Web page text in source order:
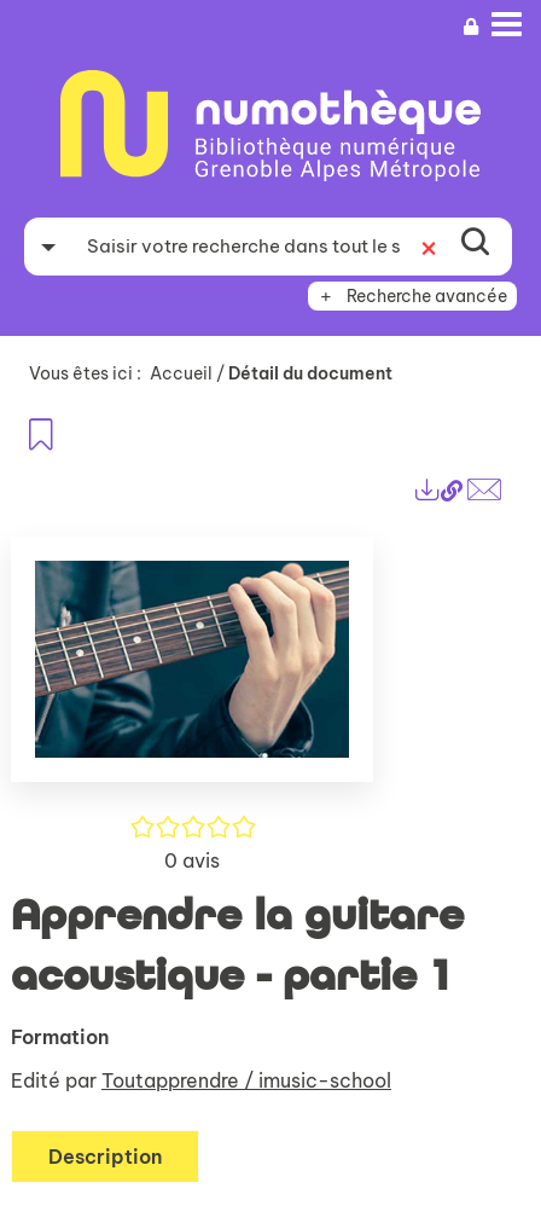
recherche
Recherche avancée
Vous êtes ici : Accueil / Détail du document
Lien
/5
0 avis
Apprendre la guitare
acoustique - partie 1
Formation
Edité par Toutapprendre / imusic-school
Description